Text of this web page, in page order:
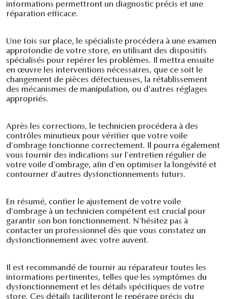
informations permettront un diagnostic précis et une
réparation efficace.
Une fois sur place, le spécialiste procédera à une examen
approfondie de votre store, en utilisant des dispositifs
spécialisés pour repérer les problèmes. Il mettra ensuite
en œuvre les interventions nécessaires, que ce soit le
changement de pièces défectueuses, la rétablissement
des mécanismes de manipulation, ou d'autres réglages
appropriés.
Après les corrections, le technicien procédera à des
contrôles minutieux pour vérifier que votre voile
d'ombrage fonctionne correctement. Il pourra également
vous fournir des indications sur l'entretien régulier de
votre voile d'ombrage, afin d'en optimiser la longévité et
contourner d'autres dysfonctionnements futurs.
En résumé, confier le ajustement de votre voile
d'ombrage à un technicien compétent est crucial pour
garantir son bon fonctionnement. N'hésitez pas à
contacter un professionnel dès que vous constatez un
dysfonctionnement avec votre auvent.
Il est recommandé de fournir au réparateur toutes les
informations pertinentes, telles que les symptômes du
dysfonctionnement et les détails spécifiques de votre
store. Ces détails faciliteront le repérage précis du